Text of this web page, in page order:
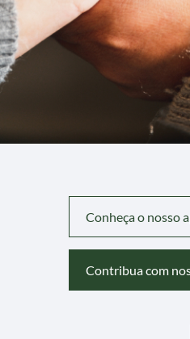
Conheça o nosso
Contribua com